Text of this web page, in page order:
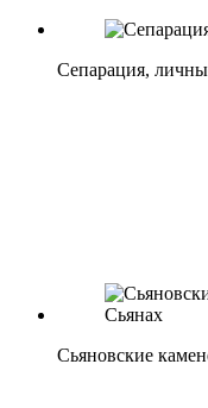
Сепарация,
Сьяновские